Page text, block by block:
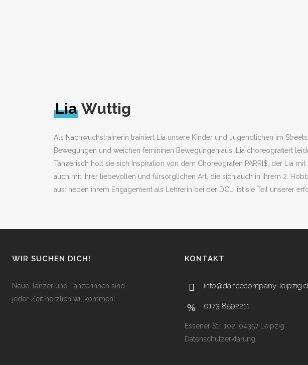
Lia Wuttig
Als Nachwuchstrainerin trainiert Lia unsere Kinder und Jugendlichen im
Bewegungen und weichen femininen Bewegungen aus. Lia choreografiert
Tänzerisch holt sie sich Inspiration von dem Choreografen PARRI$, der Lia
auch mit ihrer liebevollen und fürsorglichen Art, die sich auch in ihrem 2.
aus: neben ihrem Engagement als Lehrerin bei der DCL, ist sie Teil unserer
WIR SUCHEN DICH!
Neue Tänzer und Tänzerinnen sind
jeder Zeit herzlich willkommen!
KONTAKT
info@dancecompany-
0173 8592211
Essener Str. 102, 04357 Leipzig
Datenschutzerklärung